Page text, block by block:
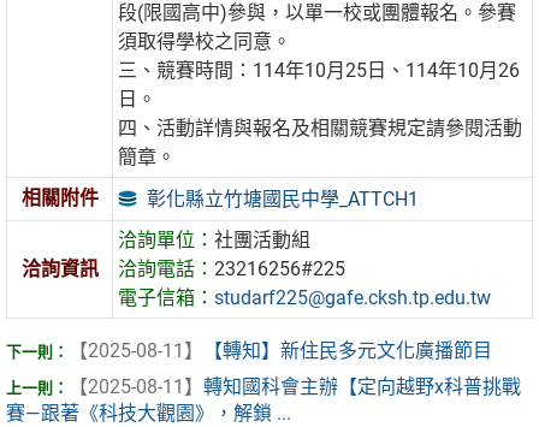
段(限國高中)參與，以單一校或團體報名。參賽
須取得學校之同意。
三、競賽時間：114年10月25日、114年10月26
日。
四、活動詳情與報名及相關競賽規定請參閱活動
簡章。
相關附件
彰化縣立竹塘國民中學_ATTCH1
洽詢資訊
洽詢單位：社團活動組
洽詢電話：23216256#225
電子信箱：studarf225@gafe.cksh.tp.edu.tw
【2025-08-11】
【轉知】新住民多元文化廣播節目
【2025-08-11】 轉知國科會主辦【定向越野x科普挑戰
賽—跟著《科技大觀園》，解鎖 ...